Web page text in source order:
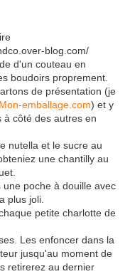
blog.com/
d'un couteau en
boudoirs proprement.
de présentation (je
emballage.com) et y
à côté des autres en
nutella et le sucre au
une chantilly au
poche à douille avec
plus joli.
petite charlotte de
Les enfoncer dans la
jusqu'au moment de
retirerez au dernier